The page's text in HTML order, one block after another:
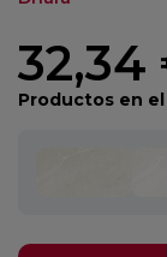
32,34
Productos en